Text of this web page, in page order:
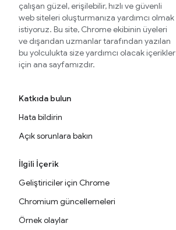
çalışan güzel, erişilebilir, hızlı ve güvenli
web siteleri oluşturmanıza yardımcı olmak
istiyoruz. Bu site, Chrome ekibinin üyeleri
ve dışarıdan uzmanlar tarafından yazılan
bu yolculukta size yardımcı olacak içerikler
için ana sayfamızdır.
Katkıda bulun
Hata bildirin
Açık sorunlara bakın
İlgili İçerik
Geliştiriciler için Chrome
Chromium güncellemeleri
Örnek olaylar